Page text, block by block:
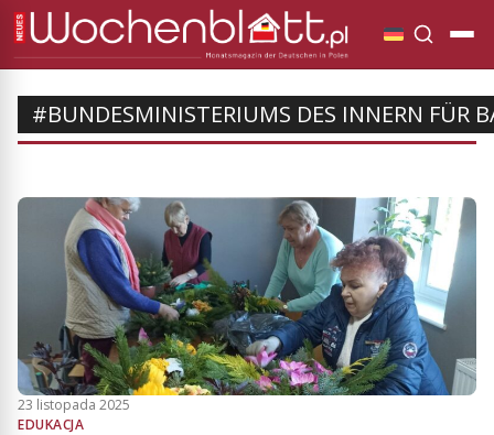
#BUNDESMINISTERIUMS DES INNERN FÜR
23 listopada 2025
EDUKACJA